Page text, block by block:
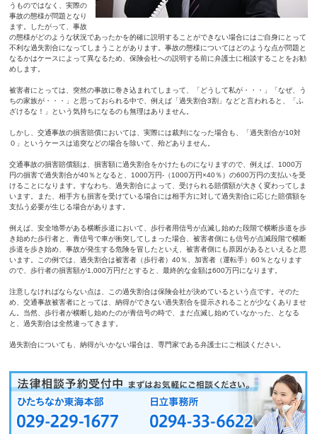
うものではなく、実際の
事故の態様が問題となり
ます。したがって、事故
の態様がどのような状況であったかを的確に説明することができない場合にはご自身にとって
不利な過失割合になってしまうことがあります。事故の態様についてはどのような点が問題と
なるかはケースによって異なるため、保険会社への説明する前に弁護士に相談することをお勧
めします。
被害者にとっては、突然の事故に巻き込まれてしまって、「どうして私が・・・」「なぜ、う
ちの家族が・・・」と思っておられる中で、例えば「過失割合3割」などと言われると、「ふ
ざけるな！」という気持ちになるのも無理はありません。
しかし、交通事故の損害賠償においては、実際には裁判になった場合も、「過失割合が10対
０」というケースは追突などの場合を除いて、殆どありません。
交通事故の損害賠償額は、損害額に過失割合をかけたものになりますので、例えば、1000万
円の損害で過失割合が40％となると、1000万円-（1000万円×40％）の600万円の支払いを受
けることになります。すなわち、過失割合によって、受けられる賠償額が大きく変わってしま
います。また、相手方も損害を受けている場合には相手方に対して過失割合に応じた賠償額を
支払う必要が生じる場合があります。
例えば、安全地帯がある横断歩道において、歩行者用信号が点滅し始めた段階で横断歩道を歩
き始めた歩行者と、青信号で車が衝突してしまった場合、被害者側にも信号が点滅段階で横断
歩道を歩き始め、事故が発生する危険を冒したといえ、被害者側にも原因があるといえると思
います。この例では、過失割合は被害者（歩行者）40％、加害者（運転手）60％となります
ので、歩行者の損害額が1,000万円だとすると、最終的な金額は600万円になります。
注意しなければならない点は、この過失割合は保険会社が決めているという点です。そのた
め、交通事故被害者にとっては、納得ができない過失割合を提示されることが少なくありませ
ん。当然、歩行者が横断し始めたのが青信号の時で、まだ点滅し始めていなかった、となる
と、過失割合は全然違ってきます。
過失割合についても、納得がいかない場合は、専門家である弁護士にご相談ください。